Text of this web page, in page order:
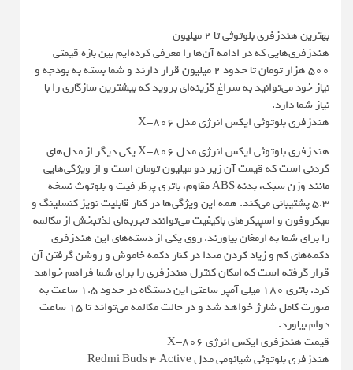
بهترین هندزفری بلوتوثی تا ۲ میلیون
هندزفری‌هایی که در ادامه آن‌ها را معرفی کرده‌ایم بین بازه قیمتی
500 هزار تومان تا حدود 2 میلیون قرار دارند و شما بسته به بودجه و
نیاز خود می‌توانید به سراغ گزینه‌ای بروید که بیشترین سازگاری را با
نیاز شما دارد.
هندزفری بلوتوثی ایکس انرژی مدل X-806
هندزفری بلوتوثی ایکس انرژی مدل X-806 یکی دیگر از مدل‌های
گردنی است که قیمت آن زیر دو میلیون تومان است و از ویژگی‌هایی
مانند وزن سبک، بدنه ABS مقاوم، باتری پرظرفیت و بلوتوث نسخه
5.3 پشتیبانی می‌کند. همه این ویژگی‌ها در کنار قابلیت نویز کنسلینگ و
میکروفون و اسپیکرهای باکیفیت می‌توانند تجربه‌ای لذتبخش از مکالمه
را برای شما به ارمغان بیاورند. روی یکی از دسته‌های این هندزفری
دکمه‌های کم و زیاد کردن صدا در کنار دکمه خاموش و روشن گرفتن آن
قرار گرفته است که امکان کنترل هندزفری را برای شما فراهم خواهد
کرد. باتری 180 میلی آمپر ساعتی این دستگاه در حدود 1.5 ساعت به
صورت کامل شارژ خواهد شد و در حالت مکالمه می‌تواند تا 15 ساعت
دوام بیاورد.
قیمت هندزفری ایکس انرژی X-806
هندزفری بلوتوثی شیائومی مدل Redmi Buds 4 Active